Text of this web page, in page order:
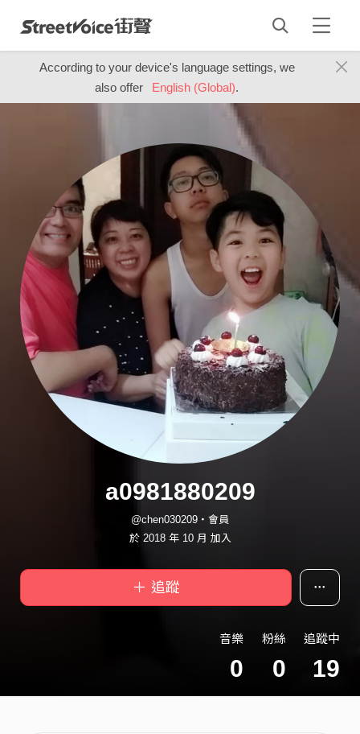
According to your device's language settings, we
also offer
English (Global).
a0981880209
@chen030209・會員
於 2018 年 10 月 加入
＋ 追蹤
音樂
0
粉絲
0
追蹤中
19